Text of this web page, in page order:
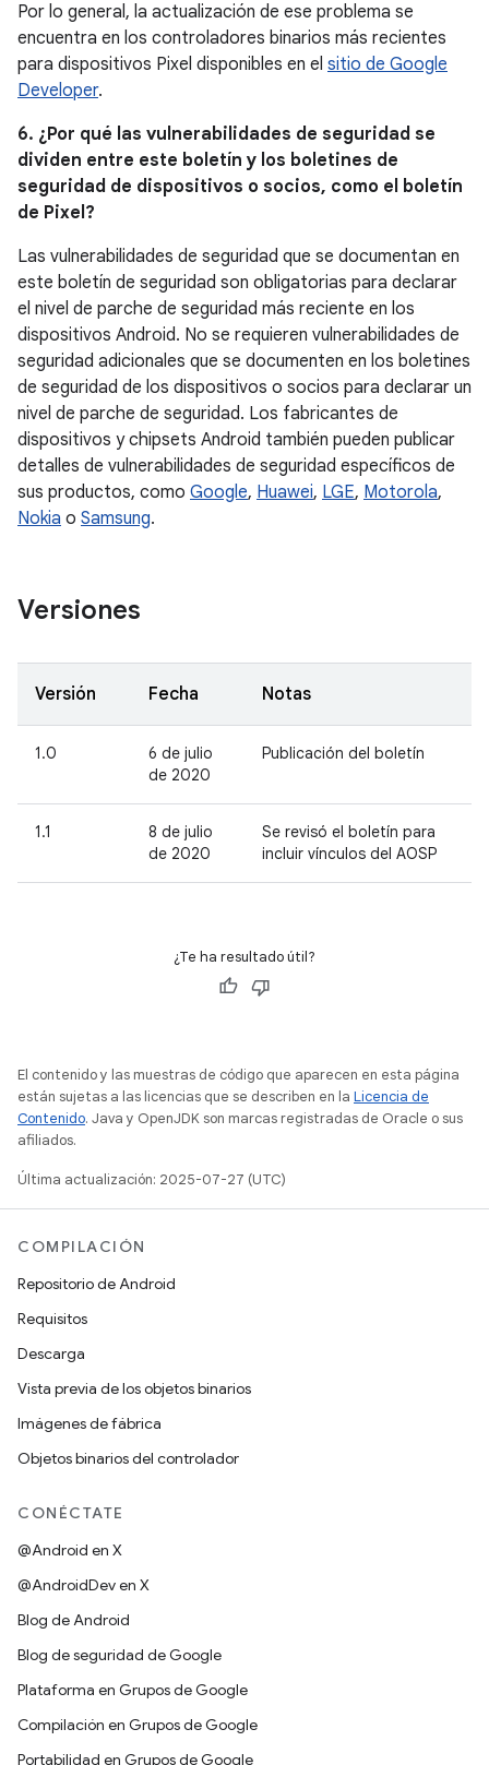
Por lo general, la actualización de ese problema se
encuentra en los controladores binarios más recientes
para dispositivos Pixel disponibles en el sitio de Google
Developer.
6. ¿Por qué las vulnerabilidades de seguridad se
dividen entre este boletín y los boletines de
seguridad de dispositivos o socios, como el boletín
de Pixel?
Las vulnerabilidades de seguridad que se documentan en
este boletín de seguridad son obligatorias para declarar
el nivel de parche de seguridad más reciente en los
dispositivos Android. No se requieren vulnerabilidades de
seguridad adicionales que se documenten en los boletines
de seguridad de los dispositivos o socios para declarar un
nivel de parche de seguridad. Los fabricantes de
dispositivos y chipsets Android también pueden publicar
detalles de vulnerabilidades de seguridad específicos de
sus productos, como Google, Huawei, LGE, Motorola,
Nokia o Samsung.
Versiones
Versión Fecha Notas
1.0
6 de julio
de 2020
Publicación del boletín
1.1
8 de julio
de 2020
Se revisó el boletín para
incluir vínculos del AOSP
¿Te ha resultado útil?
El contenido y las muestras de código que aparecen en esta página
están sujetas a las licencias que se describen en la Licencia de
Contenido. Java y OpenJDK son marcas registradas de Oracle o sus
afiliados.
Última actualización: 2025-07-27 (UTC)
COMPILACIÓN
Repositorio de Android
Requisitos
Descarga
Vista previa de los objetos binarios
Imágenes de fábrica
Objetos binarios del controlador
CONÉCTATE
@Android en X
@AndroidDev en X
Blog de Android
Blog de seguridad de Google
Plataforma en Grupos de Google
Compilación en Grupos de Google
Portabilidad en Grupos de Google